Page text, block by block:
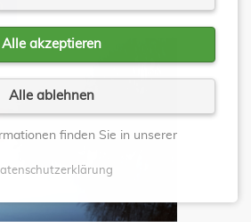
Alle akzeptieren
Alle ablehnen
finden Sie in unserer